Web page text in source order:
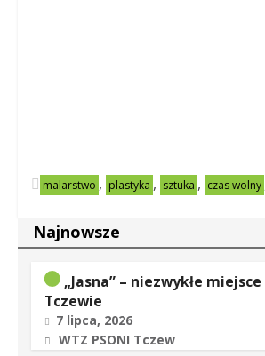
malarstwo , plastyka , sztuka , czas wolny
Najnowsze
„Jasna” – niezwykłe miejsce
Tczewie
7 lipca, 2026
WTZ PSONI Tczew